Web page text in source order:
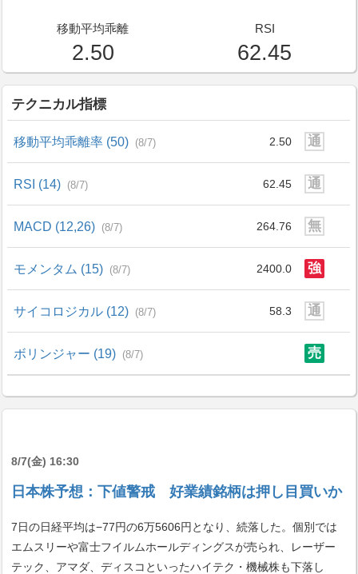
移動平均乖離
2.50
RSI
62.45
テクニカル指標
移動平均乖離率 (50) (8/7) 2.50 通
RSI (14) (8/7) 62.45 通
MACD (12,26) (8/7) 264.76 無
モメンタム (15) (8/7) 2400.0 強
サイコロジカル (12) (8/7) 58.3 通
ボリンジャー (19) (8/7) 売
8/7(金) 16:30
日本株予想：下値警戒 好業績銘柄は押し目買いか
7日の日経平均は−77円の6万5606円となり、続落した。個別では
エムスリーや富士フイルムホールディングスが売られ、レーザー
テック、アマダ、ディスコといったハイテク・機械株も下落し